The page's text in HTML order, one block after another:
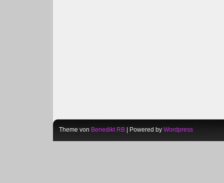
Theme von Benedikt RB | Powered by Wordpress